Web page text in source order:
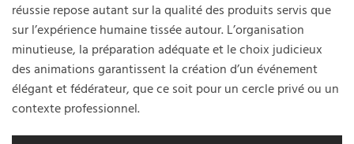
réussie repose autant sur la qualité des produits servis que
sur l’expérience humaine tissée autour. L’organisation
minutieuse, la préparation adéquate et le choix judicieux
des animations garantissent la création d’un événement
élégant et fédérateur, que ce soit pour un cercle privé ou un
contexte professionnel.